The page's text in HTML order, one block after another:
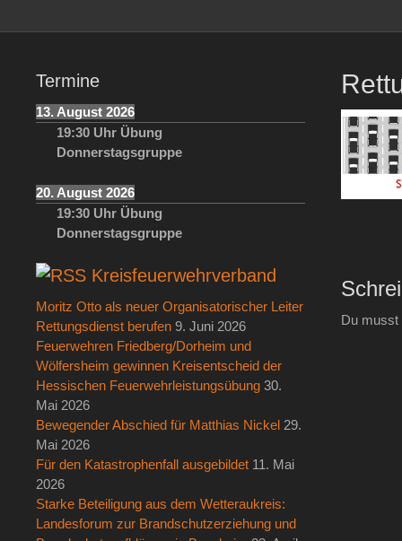
Du musst
Termine
13. August 2026
19:30Uhr Übung
Donnerstagsgruppe
20. August 2026
19:30Uhr Übung
Donnerstagsgruppe
Kreisfeuerwehrverband
Moritz Otto als neuer Organisatorischer Leiter
Rettungsdienst berufen 9. Juni 2026
Feuerwehren Friedberg/Dorheim und
Wölfersheim gewinnen Kreisentscheid der
Hessischen Feuerwehrleistungsübung 30.
Mai 2026
Bewegender Abschied für Matthias Nickel 29.
Mai 2026
Für den Katastrophenfall ausgebildet 11. Mai
2026
Starke Beteiligung aus dem Wetteraukreis:
Landesforum zur Brandschutzerziehung und